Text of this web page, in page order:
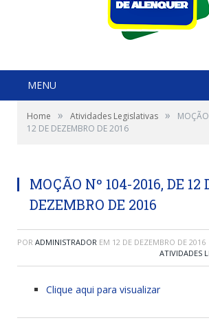
MENU
Home » Atividades Legislativas »
12 DE DEZEMBRO DE 2016
MOÇÃO Nº 104-2016, DE 12
DEZEMBRO DE 2016
POR ADMINISTRADOR EM 12 DE DEZEMBRO DE 2016
ATIVIDADES
Clique aqui para visualizar